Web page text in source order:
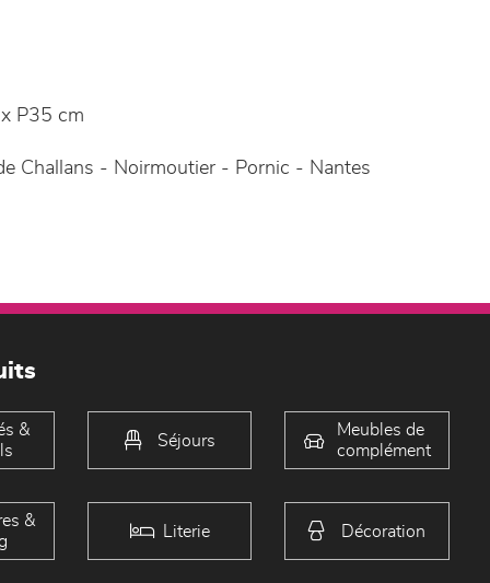
P35 cm
Challans - Noirmoutier - Pornic - Nantes
&
Séjours
Meubles de
complément
&
Literie Décoration